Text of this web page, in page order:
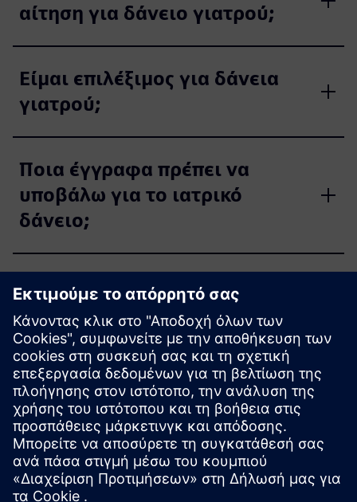
αίτηση για δάνειο γιατρού;
Είμαι επιλέξιμος για δάνεια
γιατρού;
Ποια έγγραφα πρέπει να
υποβάλω για το ιατρικό
δάνειο;
Ποιο είναι το μέγιστο ποσό
δανείου για το δάνειο του
γιατρού;
Μπορώ να υποβάλω αίτηση
για ποσό δανείου υψηλότερο
από INR 30 lakhs;